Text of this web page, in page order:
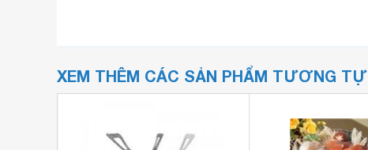
XEM THÊM CÁC SẢN PHẨM TƯƠNG TỰ